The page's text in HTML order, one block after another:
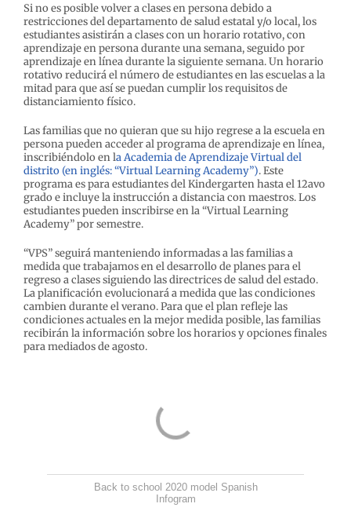
Si no es posible volver a clases en persona debido a
restricciones del departamento de salud estatal y/o local, los
estudiantes asistirán a clases con un horario rotativo, con
aprendizaje en persona durante una semana, seguido por
aprendizaje en línea durante la siguiente semana. Un horario
rotativo reducirá el número de estudiantes en las escuelas a la
mitad para que así se puedan cumplir los requisitos de
distanciamiento físico.
Las familias que no quieran que su hijo regrese a la escuela en
persona pueden acceder al programa de aprendizaje en línea,
inscribiéndolo en la Academia de Aprendizaje Virtual del
distrito (en inglés: “Virtual Learning Academy”). Este
programa es para estudiantes del Kindergarten hasta el 12avo
grado e incluye la instrucción a distancia con maestros. Los
estudiantes pueden inscribirse en la “Virtual Learning
Academy” por semestre.
“VPS” seguirá manteniendo informadas a las familias a
medida que trabajamos en el desarrollo de planes para el
regreso a clases siguiendo las directrices de salud del estado.
La planificación evolucionará a medida que las condiciones
cambien durante el verano. Para que el plan refleje las
condiciones actuales en la mejor medida posible, las familias
recibirán la información sobre los horarios y opciones finales
para mediados de agosto.
Back to school 2020 model Spanish
Infogram